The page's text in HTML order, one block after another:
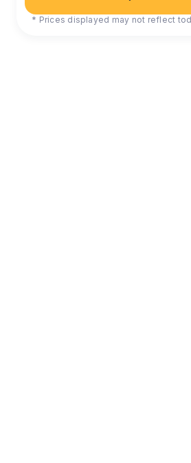
* Prices displayed may not reflect